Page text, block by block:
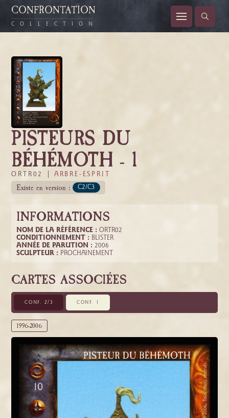
CONFRONTATION
COLLECTION
PISTEURS DU
BÉHÉMOTH - 1
ORTR02 | ARBRE-ESPRIT
Existe en version : C2/C3
INFORMATIONS
NOM DE LA RÉFÉRENCE : ORTR02
CONDITIONNEMENT : BLISTER
ANNÉE DE PARUTION : 2006
SCULPTEUR : PROCHAINEMENT
CARTES ASSOCIÉES
CONF. 2/3 CONF. 1
1996-2006